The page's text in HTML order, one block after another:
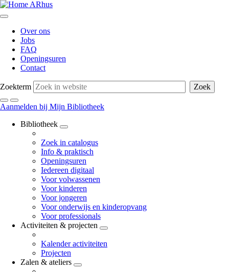
Skip
to
contentOver ons
Jobs
FAQ
Openingsuren
Contact
Zoekterm
Aanmelden bij Mijn Bibliotheek
Bibliotheek
Zoek in catalogus
Info & praktisch
Openingsuren
Iedereen digitaal
Voor volwassenen
Voor kinderen
Voor jongeren
Voor onderwijs en kinderopvang
Voor professionals
Activiteiten & projecten
Kalender activiteiten
Projecten
Zalen & ateliers